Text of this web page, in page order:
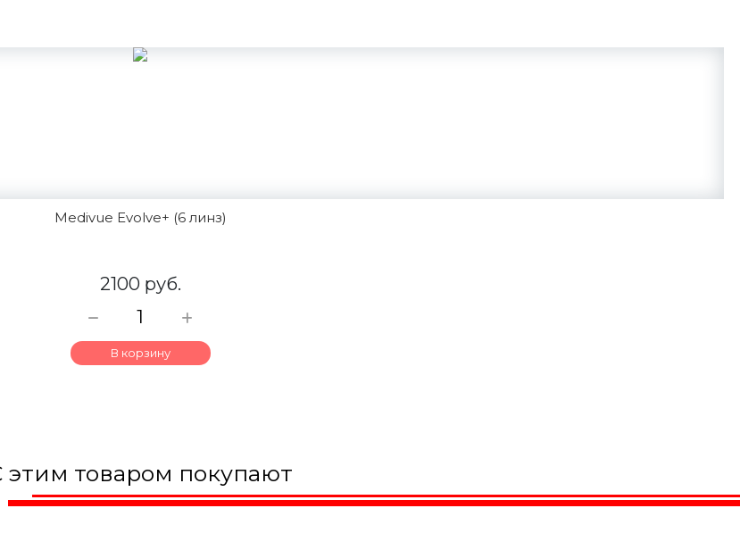
Medivue Evolve+ (6 линз)
2100 руб.
В корзину
этим товаром покупают